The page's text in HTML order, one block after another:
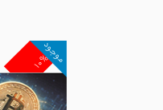
۱۰%
موجود